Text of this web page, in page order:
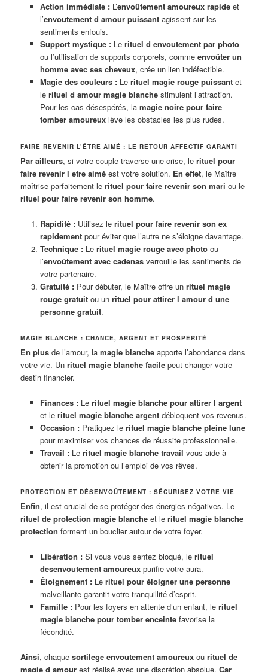
Action immédiate :L’envoûtement amoureux rapideet
l’envoutement d amour puissantagissent sur les
sentiments enfouis.
Support mystique :Le rituel d envoutement par photo
ou l’utilisation de supports corporels, comme envoûter un
homme avec ses cheveux, crée un lien indéfectible.
Magie des couleurs :Le rituel magie rouge puissantet
le rituel d amour magie blanchestimulent l’attraction.
Pour les cas désespérés, la magie noire pour faire
tomber amoureuxlève les obstacles les plus rudes.
FAIRE REVENIR L’ÊTRE AIMÉ : LE RETOUR AFFECTIF GARANTI
Par ailleurs, si votre couple traverse une crise, lerituel pour
faire revenir l etre aimé est votre solution. En effet, le Maître
maîtrise parfaitement lerituel pour faire revenir son mari ou le
rituel pour faire revenir son homme.
Rapidité :Utilisez le rituel pour faire revenir son ex
rapidementpour éviter que l’autre ne s’éloigne davantage.
Technique :Le rituel magie rouge avec photoou
l’envoûtement avec cadenasverrouille les sentiments de
votre partenaire.
Gratuité :Pour débuter, le Maître offre un rituel magie
rouge gratuitou un rituel pour attirer l amour d une
personne gratuit.
MAGIE BLANCHE : CHANCE, ARGENT ET PROSPÉRITÉ
En plus de l’amour, lamagie blanche apporte l’abondance dans
votre vie. Unrituel magie blanche facile peut changer votre
destin financier.
Finances :Le rituel magie blanche pour attirer l argent
et le rituel magie blanche argentdébloquent vos revenus.
Occasion :Pratiquez le rituel magie blanche pleine lune
pour maximiser vos chances de réussite professionnelle.
Travail :Le rituel magie blanche travail vous aide à
obtenir la promotion ou l’emploi de vos rêves.
PROTECTION ET DÉSENVOÛTEMENT : SÉCURISEZ VOTRE VIE
Enfin, il est crucial de se protéger des énergies négatives. Le
rituel de protection magie blanche et lerituel magie blanche
protection forment un bouclier autour de votre foyer.
Libération :Si vous vous sentez bloqué, le rituel
desenvoutement amoureuxpurifie votre aura.
Éloignement :Le rituel pour éloigner une personne
malveillante garantit votre tranquillité d’esprit.
Famille :Pour les foyers en attente d’un enfant, le rituel
magie blanche pour tomber enceintefavorise la
fécondité.
Ainsi, chaquesortilege envoutement amoureux ourituel de
magie d amour est réalisé avec une discrétion absolue.Car